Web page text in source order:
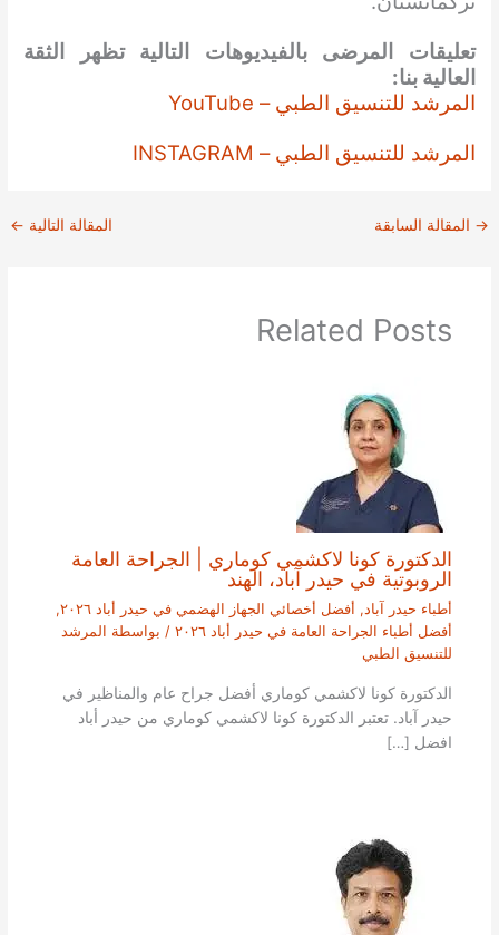
تعليقات المرضى بالفيديوهات التالية تظهر الثقة
العالية بنا:
المرشد للتنسيق الطبي – YouTube
المرشد للتنسيق الطبي – INSTAGRAM
→ المقالة السابقة المقالة التالية ←
Related Posts
الدكتورة كونا لاكشمي كوماري | الجراحة العامة
الروبوتية في حيدر آباد، الهند
أطباء حيدر آباد , أفضل أخصائي الجهاز الهضمي في حيدر أباد ٢٠٢٦
,
أفضل أطباء الجراحة العامة في حيدر أباد ٢٠٢٦
/ بواسطة المرشد
للتنسيق الطبي
الدكتورة كونا لاكشمي كوماري أفضل جراح عام والمناظير في
حيدر آباد. تعتبر الدكتورة كونا لاكشمي كوماري من حيدر أباد
افضل […]